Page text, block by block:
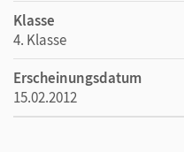
Klasse
4. Klasse
Erscheinungsdatum
15.02.2012